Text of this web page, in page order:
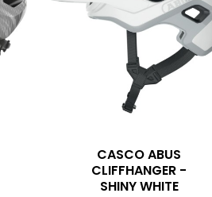
CASCO ABUS
CLIFFHANGER -
SHINY WHITE